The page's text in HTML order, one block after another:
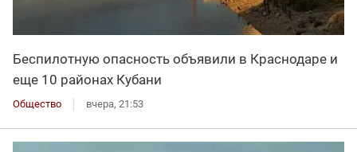
Беспилотную опасность объявили в Краснодаре и
еще 10 районах Кубани
Общество вчера, 21:53